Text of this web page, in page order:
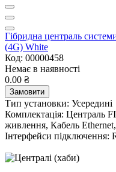
Гібридна централь
(4G) White
Код: 00000458
Немає в наявності
0.00 ₴
Замовити
Тип установки: Усередині
Комплектація: Централь
живлення, Кабель
Інтерфейси підключення: